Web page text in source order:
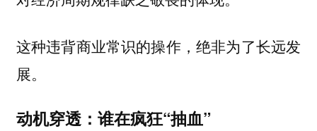
这种违背商业常识的操作，绝非为了长远发
展。
动机穿透：谁在疯狂“抽血”